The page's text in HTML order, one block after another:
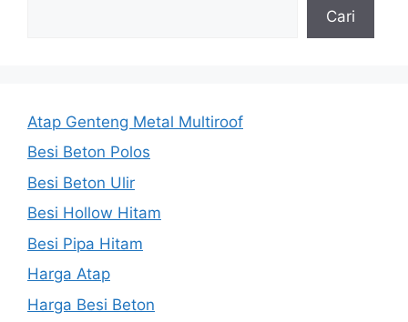
Cari
Atap Genteng Metal Multiroof
Besi Beton Polos
Besi Beton Ulir
Besi Hollow Hitam
Besi Pipa Hitam
Harga Atap
Harga Besi Beton